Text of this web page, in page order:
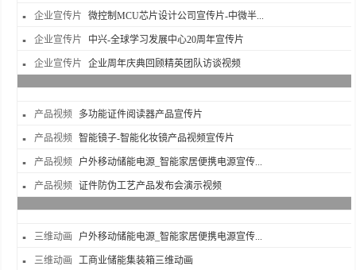
企业宣传片 微控制MCU芯片设计公司宣传片-中微半...
企业宣传片 中兴-全球学习发展中心20周年宣传片
企业宣传片 企业周年庆典回顾精英团队访谈视频
产品视频 多功能证件阅读器产品宣传片
产品视频 智能镜子-智能化妆镜产品视频宣传片
产品视频 户外移动储能电源_智能家居便携电源宣传...
产品视频 证件防伪工艺产品发布会演示视频
三维动画 户外移动储能电源_智能家居便携电源宣传...
三维动画 工商业储能集装箱三维动画